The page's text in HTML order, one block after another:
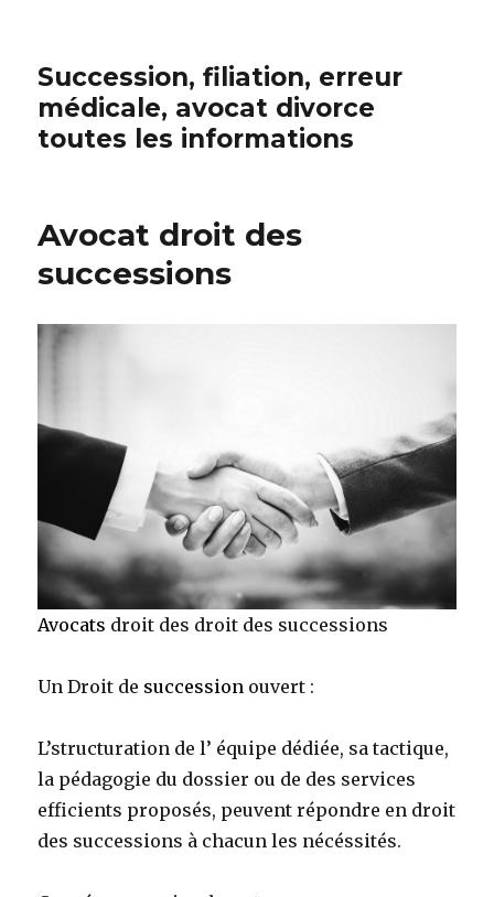
Succession, filiation, erreur
médicale, avocat divorce
toutes les informations
Avocat droit des
successions
Avocats droit des droit des successions
Un Droit de succession ouvert :
L’structuration de l’ équipe dédiée, sa tactique,
la pédagogie du dossier ou de des services
efficients proposés, peuvent répondre en droit
des successions à chacun les nécéssités.